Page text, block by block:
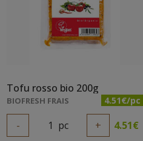
Tofu rosso bio 200g
BIOFRESH FRAIS 4.51€/pc
- 1 pc + 4.51€